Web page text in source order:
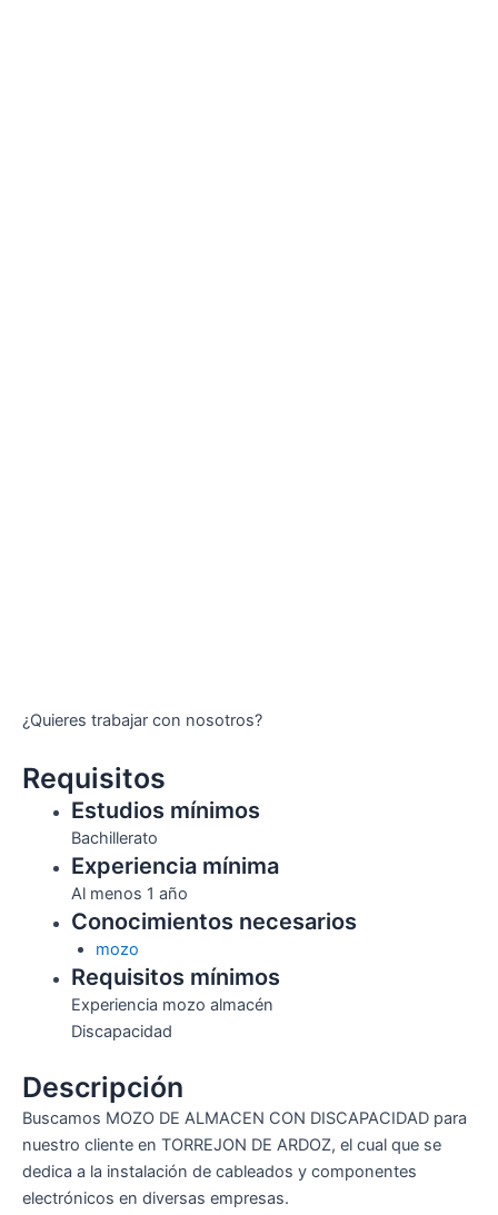
¿Quieres trabajar con nosotros?
Requisitos
Estudios mínimos
Bachillerato
Experiencia mínima
Al menos 1 año
Conocimientos necesarios
mozo
Requisitos mínimos
Experiencia mozo almacén
Discapacidad
Descripción
Buscamos MOZO DE ALMACEN CON DISCAPACIDAD para
nuestro cliente en TORREJON DE ARDOZ, el cual que se
dedica a la instalación de cableados y componentes
electrónicos en diversas empresas.